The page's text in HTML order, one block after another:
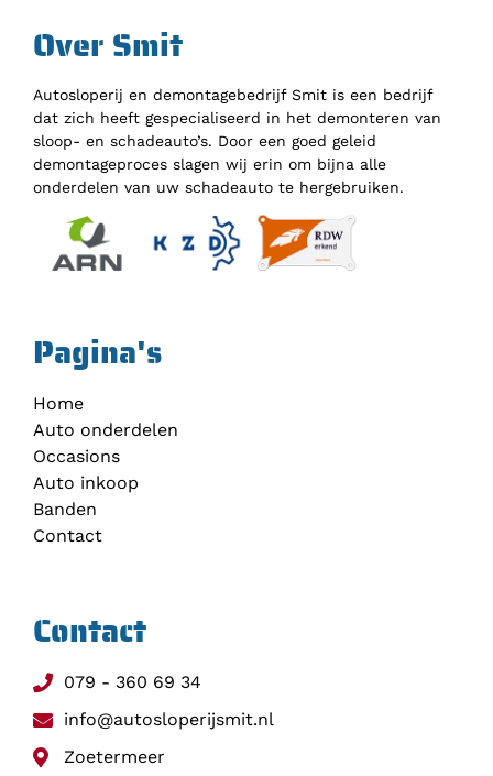
Over Smit
Autosloperij en demontagebedrijf Smit is een bedrijf
dat zich heeft gespecialiseerd in het demonteren van
sloop- en schadeauto’s. Door een goed geleid
demontageproces slagen wij erin om bijna alle
onderdelen van uw schadeauto te hergebruiken.
Pagina's
Home
Auto onderdelen
Occasions
Auto inkoop
Banden
Contact
Contact
079 - 360 69 34
info@autosloperijsmit.nl
Zoetermeer